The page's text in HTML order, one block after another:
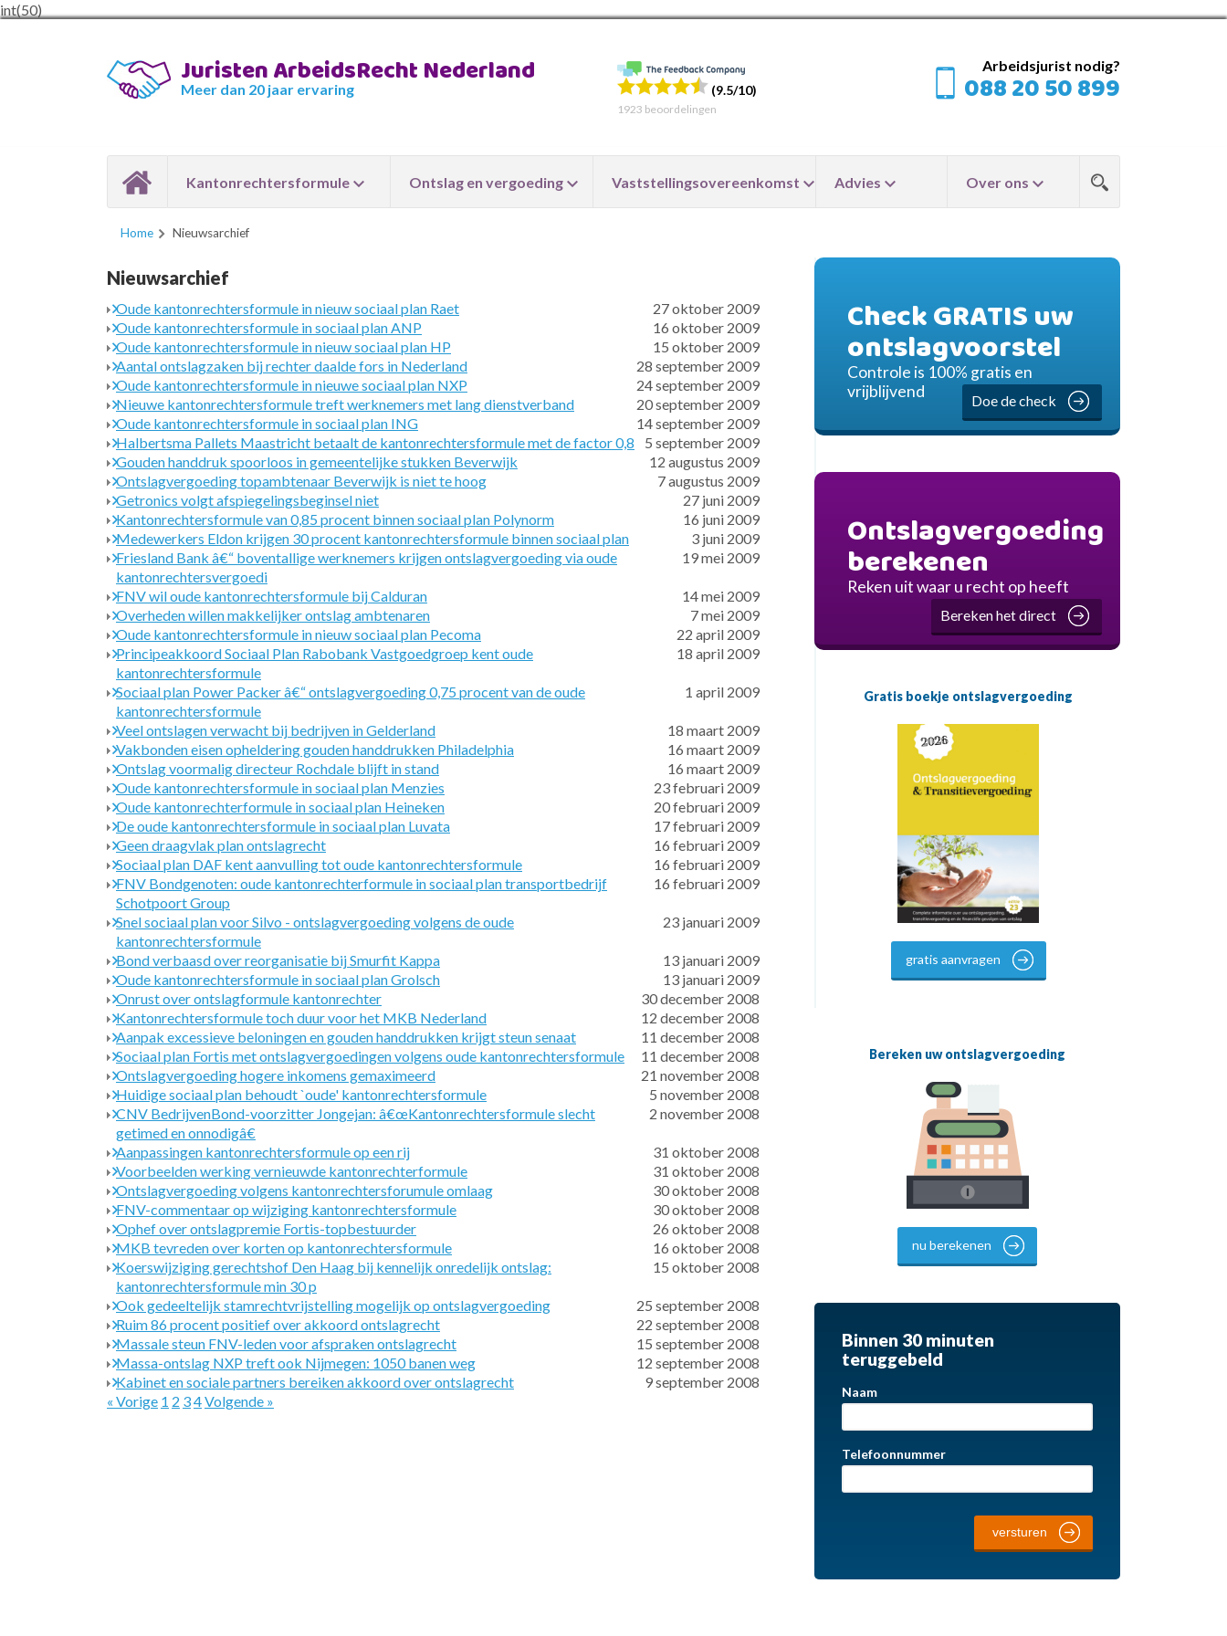
int(50)
Juristen ArbeidsRecht Nederland
Meer dan 20 jaar ervaring (9.5/10)
1923 beoordelingen
Arbeidsjurist nodig?
088 20 50 899
Kantonrechtersformule Ontslag en vergoeding Vaststellingsovereenkomst Advies Over ons
Home Nieuwsarchief
Nieuwsarchief
27 oktober 2009
Oude kantonrechtersformule in nieuw sociaal plan Raet
16 oktober 2009
Oude kantonrechtersformule in sociaal plan ANP
15 oktober 2009
Oude kantonrechtersformule in nieuw sociaal plan HP
28 september 2009
Aantal ontslagzaken bij rechter daalde fors in Nederland
24 september 2009
Oude kantonrechtersformule in nieuwe sociaal plan NXP
20 september 2009
Nieuwe kantonrechtersformule treft werknemers met lang dienstverband
14 september 2009
Oude kantonrechtersformule in sociaal plan ING
5 september 2009
Halbertsma Pallets Maastricht betaalt de kantonrechtersformule met de factor 0,8
12 augustus 2009
Gouden handdruk spoorloos in gemeentelijke stukken Beverwijk
7 augustus 2009
Ontslagvergoeding topambtenaar Beverwijk is niet te hoog
27 juni 2009
Getronics volgt afspiegelingsbeginsel niet
16 juni 2009
Kantonrechtersformule van 0,85 procent binnen sociaal plan Polynorm
3 juni 2009
Medewerkers Eldon krijgen 30 procent kantonrechtersformule binnen sociaal plan
19 mei 2009
Friesland Bank â€“ boventallige werknemers krijgen ontslagvergoeding via oude
kantonrechtersvergoedi
14 mei 2009
FNV wil oude kantonrechtersformule bij Calduran
7 mei 2009
Overheden willen makkelijker ontslag ambtenaren
22 april 2009
Oude kantonrechtersformule in nieuw sociaal plan Pecoma
18 april 2009
Principeakkoord Sociaal Plan Rabobank Vastgoedgroep kent oude
kantonrechtersformule
1 april 2009
Sociaal plan Power Packer â€“ ontslagvergoeding 0,75 procent van de oude
kantonrechtersformule
18 maart 2009
Veel ontslagen verwacht bij bedrijven in Gelderland
16 maart 2009
Vakbonden eisen opheldering gouden handdrukken Philadelphia
16 maart 2009
Ontslag voormalig directeur Rochdale blijft in stand
23 februari 2009
Oude kantonrechtersformule in sociaal plan Menzies
20 februari 2009
Oude kantonrechterformule in sociaal plan Heineken
17 februari 2009
De oude kantonrechtersformule in sociaal plan Luvata
16 februari 2009
Geen draagvlak plan ontslagrecht
16 februari 2009
Sociaal plan DAF kent aanvulling tot oude kantonrechtersformule
16 februari 2009
FNV Bondgenoten: oude kantonrechterformule in sociaal plan transportbedrijf
Schotpoort Group
23 januari 2009
Snel sociaal plan voor Silvo - ontslagvergoeding volgens de oude
kantonrechtersformule
13 januari 2009
Bond verbaasd over reorganisatie bij Smurfit Kappa
13 januari 2009
Oude kantonrechtersformule in sociaal plan Grolsch
30 december 2008
Onrust over ontslagformule kantonrechter
12 december 2008
Kantonrechtersformule toch duur voor het MKB Nederland
11 december 2008
Aanpak excessieve beloningen en gouden handdrukken krijgt steun senaat
11 december 2008
Sociaal plan Fortis met ontslagvergoedingen volgens oude kantonrechtersformule
21 november 2008
Ontslagvergoeding hogere inkomens gemaximeerd
5 november 2008
Huidige sociaal plan behoudt `oude' kantonrechtersformule
2 november 2008
CNV BedrijvenBond-voorzitter Jongejan: â€œKantonrechtersformule slecht
getimed en onnodigâ€
31 oktober 2008
Aanpassingen kantonrechtersformule op een rij
31 oktober 2008
Voorbeelden werking vernieuwde kantonrechterformule
30 oktober 2008
Ontslagvergoeding volgens kantonrechtersforumule omlaag
30 oktober 2008
FNV-commentaar op wijziging kantonrechtersformule
26 oktober 2008
Ophef over ontslagpremie Fortis-topbestuurder
16 oktober 2008
MKB tevreden over korten op kantonrechtersformule
15 oktober 2008
Koerswijziging gerechtshof Den Haag bij kennelijk onredelijk ontslag:
kantonrechtersformule min 30 p
25 september 2008
Ook gedeeltelijk stamrechtvrijstelling mogelijk op ontslagvergoeding
22 september 2008
Ruim 86 procent positief over akkoord ontslagrecht
15 september 2008
Massale steun FNV-leden voor afspraken ontslagrecht
12 september 2008
Massa-ontslag NXP treft ook Nijmegen: 1050 banen weg
9 september 2008
Kabinet en sociale partners bereiken akkoord over ontslagrecht
« Vorige 1 2 34Volgende »
Check GRATIS uw
ontslagvoorstel
Controle is 100% gratis en
vrijblijvend
Doe de check
Ontslagvergoeding
berekenen
Reken uit waar u recht op heeft
Bereken het direct
Gratis boekje ontslagvergoeding
gratis aanvragen
Bereken uw ontslagvergoeding
nu berekenen
Binnen 30 minuten
teruggebeld
Naam
Telefoonnummer